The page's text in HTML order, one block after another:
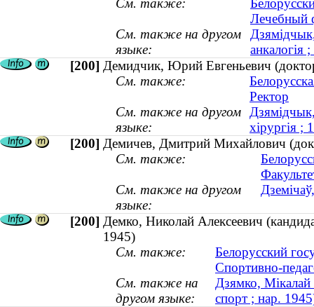
См. также:
Лечебный
См. также на другом
языке:
[200] Демидчик, Юрий Евгеньевич
См. также:
Ректор
См. также на другом
языке:
хірургія
[200] Демичев, Дмитрий Михайлович
См. также:
См. также на другом
языке:
[200] Демко, Николай Алексеевич
1945)
См. также:
Белорусский
Спортивно-
См. также на
другом языке:
Дзямко, Мікалай
спорт ; нар.